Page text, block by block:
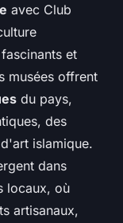
avec Club
et
musées offrent
du pays,
des
islamique.
dans
locaux, où
artisanaux,